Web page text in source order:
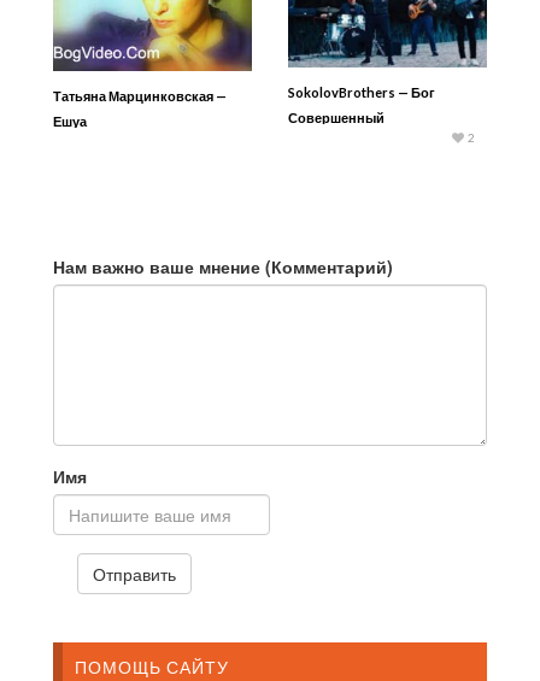
Татьяна Марцинковская —
Ешуа
SokolovBrothers — Бог
Совершенный
2
Нам важно ваше мнение (Комментарий)
Имя
ПОМОЩЬ САЙТУ